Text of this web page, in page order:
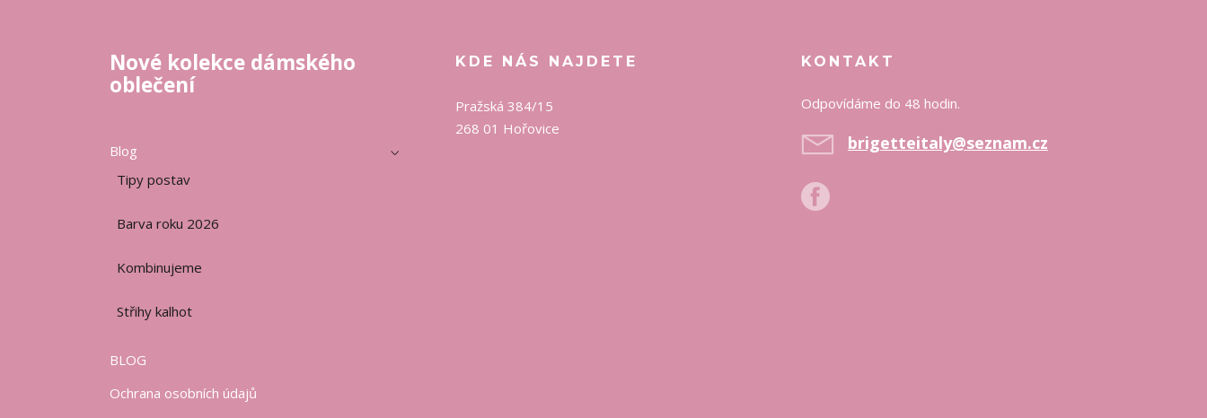
Nové kolekce dámského
oblečení
Blog
Tipy postav
Barva roku 2026
Kombinujeme
Střihy kalhot
BLOG
Ochrana osobních údajů
KDE NÁS NAJDETE
Pražská 384/15
268 01 Hořovice
KONTAKT
Odpovídáme do 48 hodin.
brigetteitaly@seznam.cz